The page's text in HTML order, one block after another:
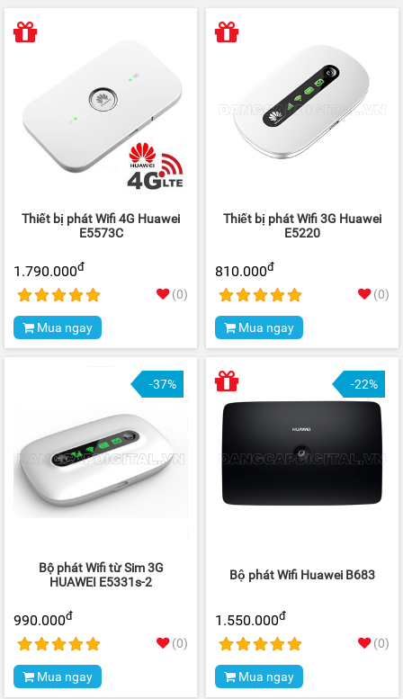
Thiết bị phát Wifi 4G Huawei
E5573C
1.790.000đ
(0)
Mua ngay
Thiết bị phát Wifi 3G Huawei
E5220
810.000đ
(0)
Mua ngay
-37%
Bộ phát Wifi từ Sim 3G
HUAWEI E5331s-2
990.000đ
(0)
Mua ngay
-22%
Bộ phát Wifi Huawei B683
1.550.000đ
(0)
Mua ngay